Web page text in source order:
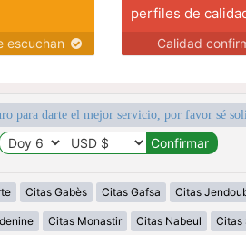
escuchan
perfiles de
Calidad
para darte el mejor servicio, por favor sé
Citas Gabès Citas Gafsa Citas
Citas Monastir Citas Nabeul Citas